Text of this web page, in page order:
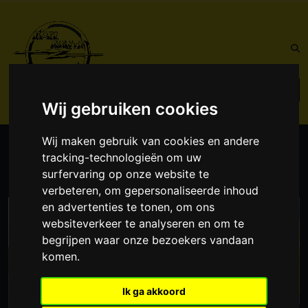
Wij gebruiken cookies
Wij maken gebruik van cookies en andere
tracking-technologieën om uw
surfervaring op onze website te
verbeteren, om gepersonaliseerde inhoud
en advertenties te tonen, om ons
websiteverkeer te analyseren en om te
begrijpen waar onze bezoekers vandaan
komen.
Ik ga akkoord
NIEUWS NIEUWE WEBSITE